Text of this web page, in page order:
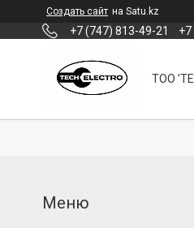
Создать сайт на Satu.kz
+7 (747) 813-49-21
ТОО